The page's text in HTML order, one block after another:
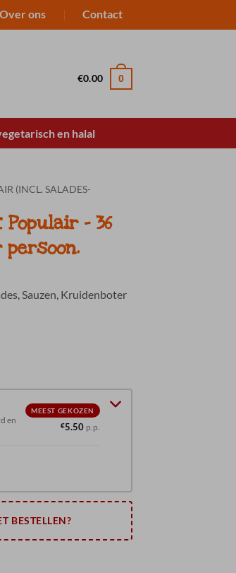
Over ons Contact
€0.00 0
en halal
(INCL. SALADES-
– 36
persoon.
Sauzen, Kruidenboter
en
MEEST GEKOZEN
€5.50 p.p.
BESTELLEN?